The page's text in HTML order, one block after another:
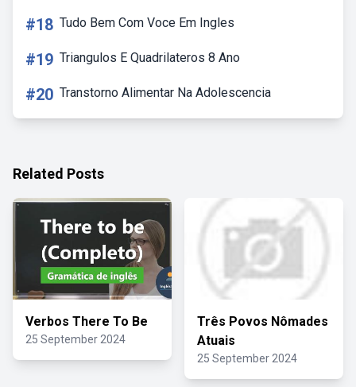
#18 Tudo Bem Com Voce Em Ingles
#19 Triangulos E Quadrilateros 8 Ano
#20 Transtorno Alimentar Na Adolescencia
Related Posts
Verbos There To Be
25 September 2024
Três Povos Nômades
Atuais
25 September 2024